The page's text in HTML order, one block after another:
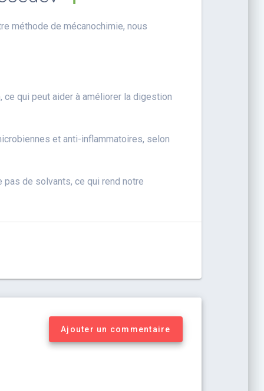
méthode de mécanochimie, nous
qui peut aider à améliorer la digestion
et anti-inflammatoires, selon
pas de solvants, ce qui rend notre
Ajouter un commentaire